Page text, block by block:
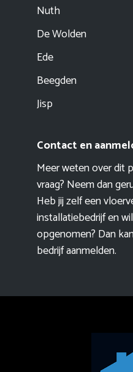
Nuth
De Wolden
Ede
Beegden
Jisp
Contact en
Meer weten over dit
vraag? Neem dan
Heb jij zelf een
installatiebedrijf en
opgenomen? Dan
bedrijf aanmelden.